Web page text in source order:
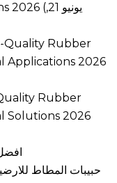
2026 (يونيو 21,
Quality Rubber
Applications 2026
Rubber
Solutions 2026
حبيبات المطاط